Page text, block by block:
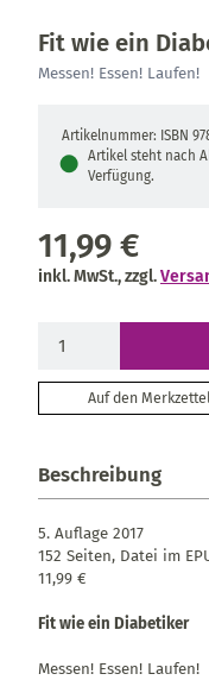
Fit wie ein
Messen! Essen! Laufen!
Artikelnummer: ISBN
● Artikel steht nach
Verfügung.
11,99 €
inkl. MwSt., zzgl.
Auf den
Beschreibung
5. Auflage 2017
152 Seiten, Datei im
11,99 €
Fit wie ein Diabetiker
Messen! Essen! Laufen!